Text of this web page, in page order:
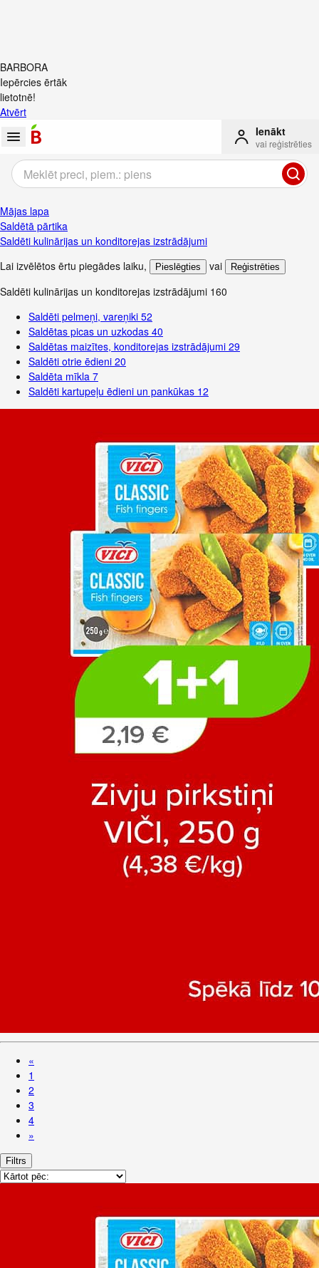
BARBORA
Iepērcies ērtāk
lietotnē!
Atvērt
Ienākt
vai reģistrēties
Mājas lapa
Saldētā pārtika
Saldēti kulinārijas un konditorejas izstrādājumi
Lai izvēlētos ērtu piegādes laiku, Pieslēgties vai Reģistrēties
Saldēti kulinārijas un konditorejas izstrādājumi 160
Saldēti pelmeņi, vareņiki 52
Saldētas picas un uzkodas 40
Saldētas maizītes, konditorejas izstrādājumi 29
Saldēti otrie ēdieni 20
Saldēta mīkla 7
Saldēti kartupeļu ēdieni un pankūkas 12
«
1
2
3
4
»
Filtrs